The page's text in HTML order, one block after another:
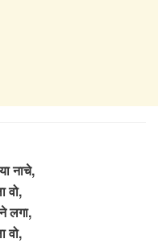
नाचे,
वो,
लगा,
वो,